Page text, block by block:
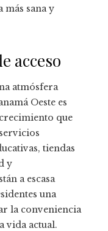
sana y
acceso
atmósfera
Oeste es
que
tiendas
y
a escasa
una
la conveniencia
vida actual.